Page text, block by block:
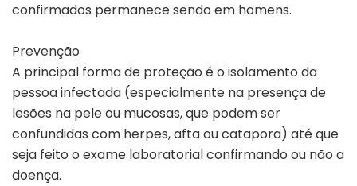
confirmados permanece sendo em homens.
Prevenção
A principal forma de proteção é o isolamento da
pessoa infectada (especialmente na presença de
lesões na pele ou mucosas, que podem ser
confundidas com herpes, afta ou catapora) até que
seja feito o exame laboratorial confirmando ou não a
doença.